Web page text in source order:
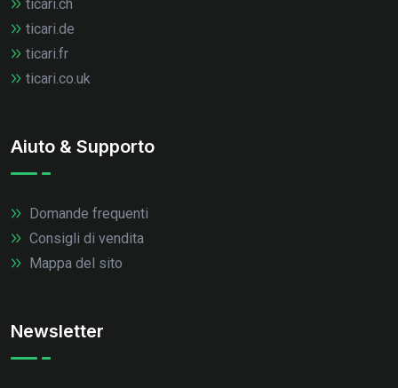
ticari.ch
ticari.de
ticari.fr
ticari.co.uk
Aiuto & Supporto
Domande frequenti
Consigli di vendita
Mappa del sito
Newsletter